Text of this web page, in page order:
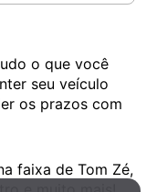
o que você
seu veículo
os prazos com
faixa de Tom Zé,